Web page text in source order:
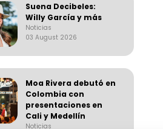
Suena Decibeles:
Willy García y más
Noticias
03 August 2026
Moa Rivera debutó en
Colombia con
presentaciones en
Cali y Medellín
Noticias